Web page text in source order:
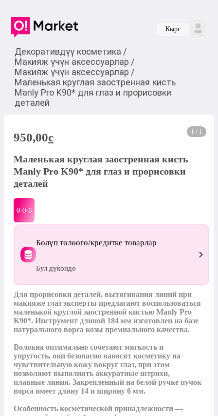
Кырг
Декоративдүү косметика /
Макияж үчүн аксессуарлар /
Макияж үчүн аксессуарлар /
Маленькая круглая заостренная кисть
Manly Pro K90* для глаз и прорисовки
деталей
1 / 1
950,00c
Маленькая круглая заостренная кисть
Manly Pro K90* для глаз и прорисовки
деталей
0-0-6
Бөлүп төлөөгө/кредитке товарлар
Бул дүкөндө
Для прорисовки деталей, вытягивания линий при
макияже глаз эксперты предлагают воспользоваться
маленькой круглой заостренной кистью Manly Pro
K90*. Инструмент длиной 184 мм изготовлен на базе
натурального ворса козы премиального качества.
Волокна оптимально сочетают мягкость и
упругость, они безопасно наносят косметику на
чувствительную кожу вокруг глаз, при этом
позволяют выполнять аккуратные штрихи,
плавные линии. Закрепленный на белой ручке пучок
ворса имеет длину 14 и ширину 6 мм.
Особенность косметической принадлежности —